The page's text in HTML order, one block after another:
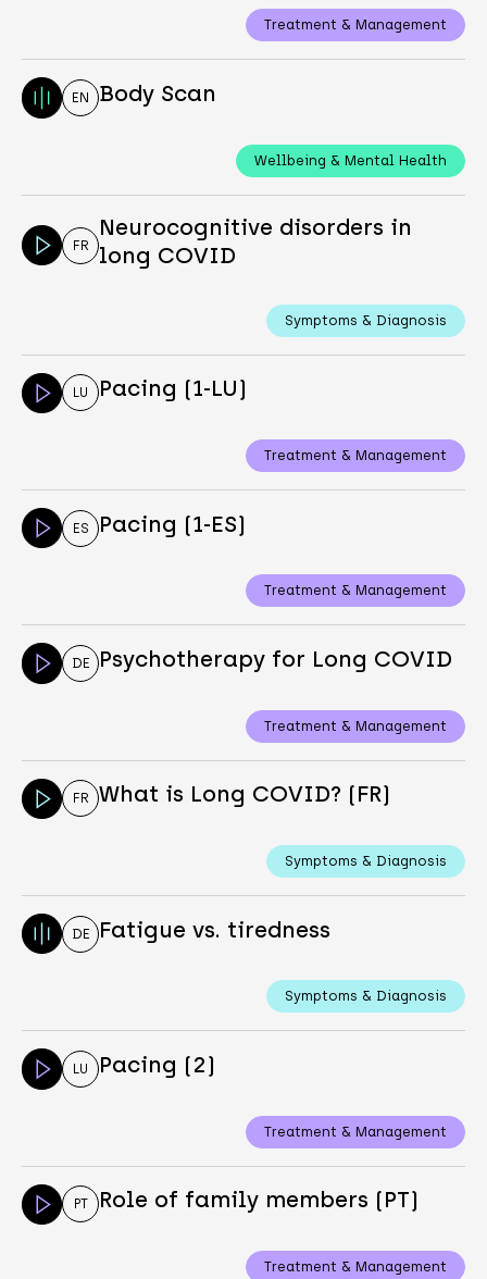
Treatment & Management
EN Body Scan
Wellbeing & Mental Health
FR
Neurocognitive disorders in
long COVID
Symptoms & Diagnosis
LU Pacing (1-LU)
Treatment & Management
ES Pacing (1-ES)
Treatment & Management
DE Psychotherapy for Long COVID
Treatment & Management
FR What is Long COVID? (FR)
Symptoms & Diagnosis
DE Fatigue vs. tiredness
Symptoms & Diagnosis
LU Pacing (2)
Treatment & Management
PT Role of family members (PT)
Treatment & Management